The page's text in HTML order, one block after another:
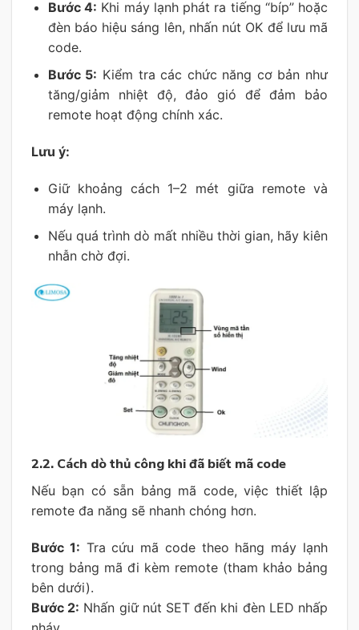
Bước 4: Khi máy lạnh phát ra tiếng “bíp” hoặc
đèn báo hiệu sáng lên, nhấn nút OK để lưu mã
code.
Bước 5: Kiểm tra các chức năng cơ bản như
tăng/giảm nhiệt độ, đảo gió để đảm bảo
remote hoạt động chính xác.
Lưu ý:
Giữ khoảng cách 1–2 mét giữa remote và
máy lạnh.
Nếu quá trình dò mất nhiều thời gian, hãy kiên
nhẫn chờ đợi.
2.2. Cách dò thủ công khi đã biết mã code
Nếu bạn có sẵn bảng mã code, việc thiết lập
remote đa năng sẽ nhanh chóng hơn.
Bước 1: Tra cứu mã code theo hãng máy lạnh
trong bảng mã đi kèm remote (tham khảo bảng
bên dưới).
Bước 2: Nhấn giữ nút SET đến khi đèn LED nhấp